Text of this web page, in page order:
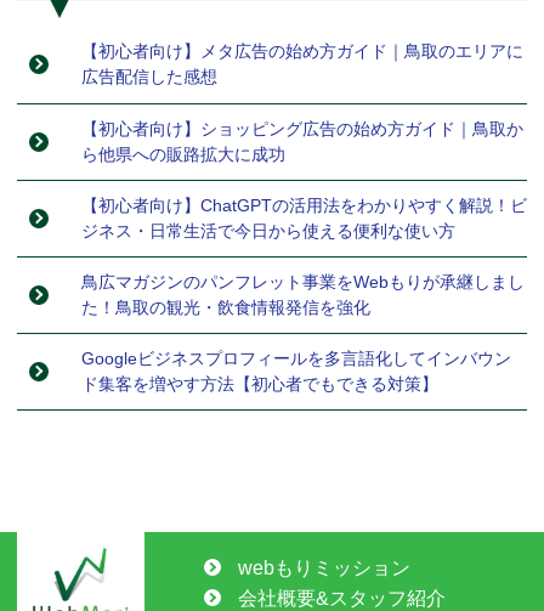
【初心者向け】メタ広告の始め方ガイド｜鳥取のエリアに
広告配信した感想
【初心者向け】ショッピング広告の始め方ガイド｜鳥取か
ら他県への販路拡大に成功
【初心者向け】ChatGPTの活用法をわかりやすく解説！ビ
ジネス・日常生活で今日から使える便利な使い方
鳥広マガジンのパンフレット事業をWebもりが承継しまし
た！鳥取の観光・飲食情報発信を強化
Googleビジネスプロフィールを多言語化してインバウン
ド集客を増やす方法【初心者でもできる対策】
webもりミッション
会社概要&スタッフ紹介